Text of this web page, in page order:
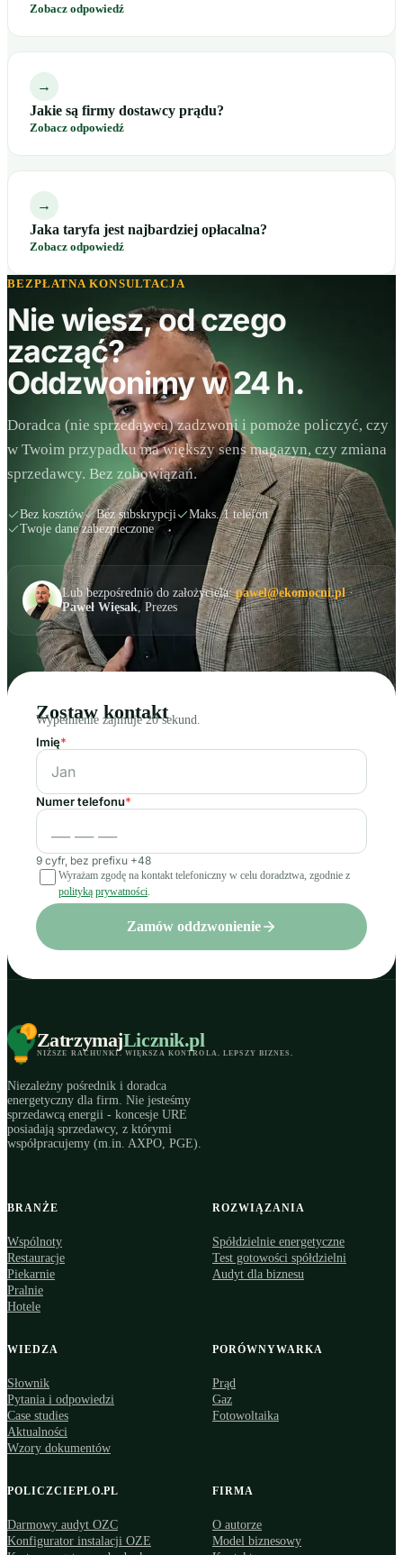
Zobacz odpowiedź
→
Jakie są firmy dostawcy prądu?
Zobacz odpowiedź
→
Jaka taryfa jest najbardziej opłacalna?
Zobacz odpowiedź
BEZPŁATNA KONSULTACJA
Nie wiesz, od czego
zacząć?
Oddzwonimy w 24 h.
Doradca (nie sprzedawca) zadzwoni i pomoże policzyć, czy
w Twoim przypadku ma większy sens magazyn, czy zmiana
sprzedawcy. Bez zobowiązań.
Bez kosztów Bez subskrypcji
Maks. 1 telefon
Twoje dane zabezpieczone
Lub bezpośrednio do założyciela:pawel@ekomocni.pl·
Paweł Więsak, Prezes
Zostaw kontakt
Wypełnienie zajmuje 20 sekund.
Imię*
Numer telefonu*
9 cyfr, bez prefixu +48
Wyrażam zgodę na kontakt telefoniczny w celu doradztwa, zgodnie z
polityką prywatności.
Zamów oddzwonienie
ZatrzymajLicznik.pl
NIŻSZE RACHUNKI. WIĘKSZA KONTROLA. LEPSZY BIZNES .
Niezależny pośrednik i doradca
energetyczny dla firm. Nie jesteśmy
sprzedawcą energii - koncesje URE
posiadają sprzedawcy, z którymi
współpracujemy (m.in. AXPO, PGE).
BRANŻE
Wspólnoty
Restauracje
Piekarnie
Pralnie
Hotele
ROZWIĄZANIA
Spółdzielnie energetyczne
Test gotowości spółdzielni
Audyt dla biznesu
WIEDZA
Słownik
Pytania i odpowiedzi
Case studies
Aktualności
Wzory dokumentów
PORÓWNYWARKA
Prąd
Gaz
Fotowoltaika
POLICZCIEPLO.PL
Darmowy audyt OZC
Konfigurator instalacji OZE
FIRMA
O autorze
Model biznesowy